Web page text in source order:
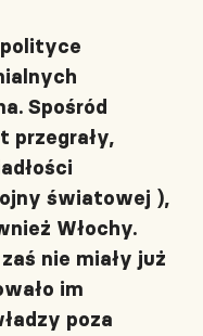
Spośród
przegrały,
światowej ),
Włochy.
nie miały już
im
poza